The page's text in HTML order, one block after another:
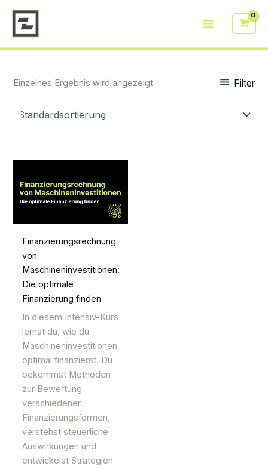
Inhalt
springen
Einzelnes Ergebnis wird angezeigt Filter
Finanzierungsrechnung
von
Maschineninvestitionen:
Die optimale
Finanzierung finden
In diesem Intensiv-Kurs
lernst du, wie du
Maschineninvestitionen
optimal finanzierst. Du
bekommst Methoden
zur Bewertung
verschiedener
Finanzierungsformen,
verstehst steuerliche
Auswirkungen und
entwickelst Strategien